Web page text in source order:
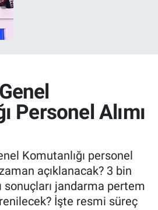
Personel Alımı
Komutanlığı personel
açıklanacak? 3 bin
sonuçları jandarma pertem
İşte resmi süreç